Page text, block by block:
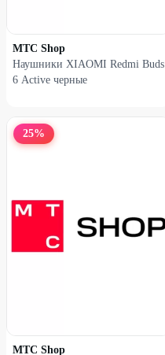
МТС Shop
Наушники XIAOMI Redmi Buds
6 Active черные
25%
МТС Shop